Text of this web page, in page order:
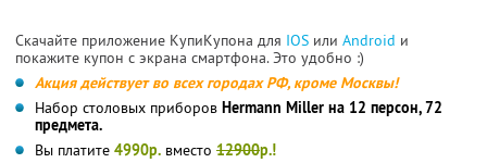
Скачайте приложение КупиКупона для IOS или Android и
покажите купон с экрана смартфона. Это удобно :)
Акция действует во всех городах РФ, кроме Москвы!
Набор столовых приборов Hermann Miller на 12 персон, 72
предмета.
Вы платите 4990р. вместо 12900р.!